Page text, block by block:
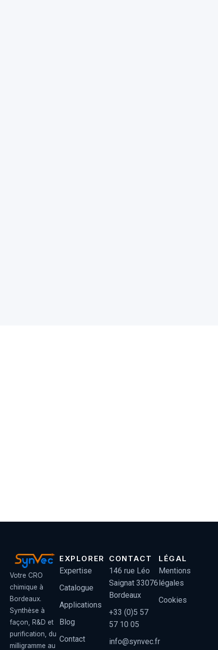
Votre CRO
chimique à
Bordeaux.
Synthèse à
façon, R&D et
purification, du
milligramme au
EXPLORER
Expertise
Catalogue
Applications
Blog
Contact
CONTACT
146 rue Léo
Saignat 33076
Bordeaux
+33 (0)5 57
57 10 05
info@synvec.fr
LÉGAL
Mentions
légales
Cookies